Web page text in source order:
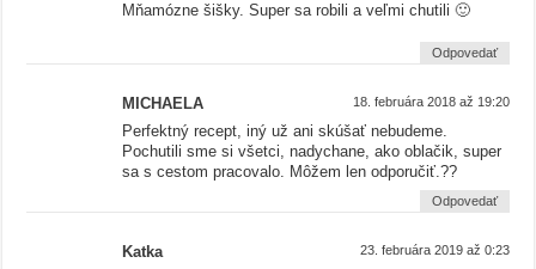
Mňamózne šišky. Super sa robili a veľmi chutili 🙂
Odpovedať
MICHAELA 18. februára 2018 až 19:20
Perfektný recept, iný už ani skúšať nebudeme.
Pochutili sme si všetci, nadychane, ako oblačik, super
sa s cestom pracovalo. Môžem len odporučiť.??
Odpovedať
Katka 23. februára 2019 až 0:23